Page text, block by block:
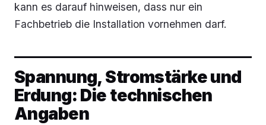
kann es darauf hinweisen, dass nur ein
Fachbetrieb die Installation vornehmen darf.
Spannung, Stromstärke und
Erdung: Die technischen
Angaben